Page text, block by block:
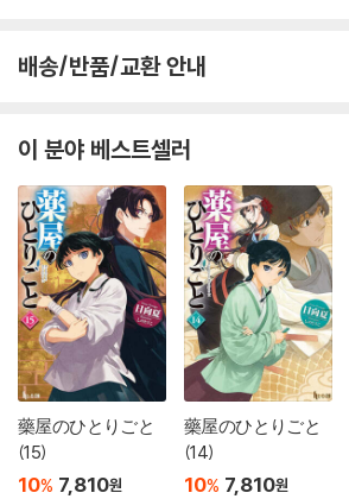
배송/반품/교환 안내
이 분야 베스트셀러
藥屋のひとりごと
(15)
10% 7,810원
藥屋のひとりごと
(14)
10% 7,810원